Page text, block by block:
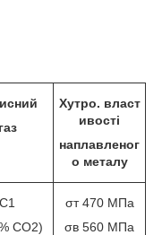
газ
Хутро. власт
ивості
наплавленог
о металу
C1
CO2)
σт 470 МПа
σв 560 МПа